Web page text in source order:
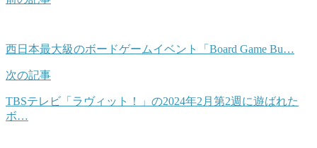
西日本最大級のボードゲームイベント「Board Game Bu…
次の記事
TBSテレビ「ラヴィット！」の2024年2月第2週に遊ばれた
ボ…